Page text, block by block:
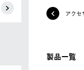
アクセ
製品一覧